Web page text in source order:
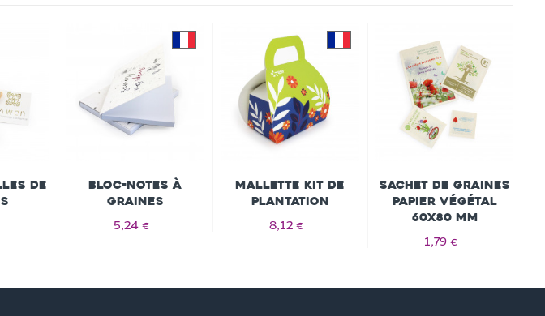
de
Bloc-notes à
graines
5,24 €
Mallette Kit de
plantation
8,12 €
Sachet de graines
papier végétal
60x80 mm
1,79 €